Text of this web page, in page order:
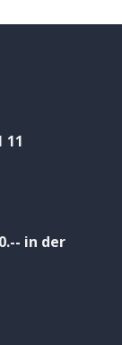
11
in der